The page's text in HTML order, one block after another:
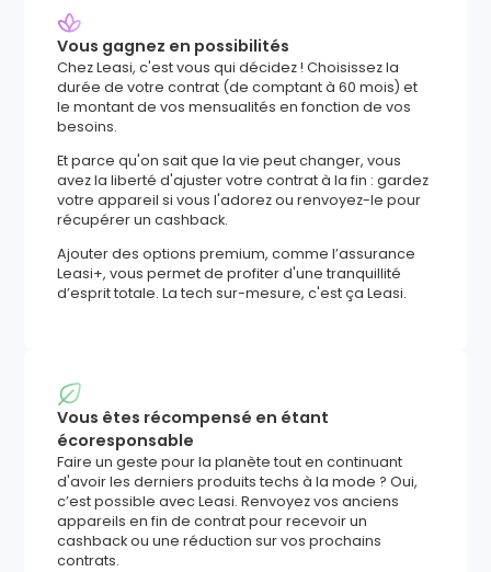
Vous gagnez en possibilités
Chez Leasi, c'est vous qui décidez ! Choisissez la
durée de votre contrat (de comptant à 60 mois) et
le montant de vos mensualités en fonction de vos
besoins.
Et parce qu'on sait que la vie peut changer, vous
avez la liberté d'ajuster votre contrat à la fin : gardez
votre appareil si vous l'adorez ou renvoyez-le pour
récupérer un cashback.
Ajouter des options premium, comme l’assurance
Leasi+, vous permet de profiter d'une tranquillité
d’esprit totale. La tech sur-mesure, c'est ça Leasi.
Vous êtes récompensé en étant
écoresponsable
Faire un geste pour la planète tout en continuant
d'avoir les derniers produits techs à la mode ? Oui,
c’est possible avec Leasi. Renvoyez vos anciens
appareils en fin de contrat pour recevoir un
cashback ou une réduction sur vos prochains
contrats.